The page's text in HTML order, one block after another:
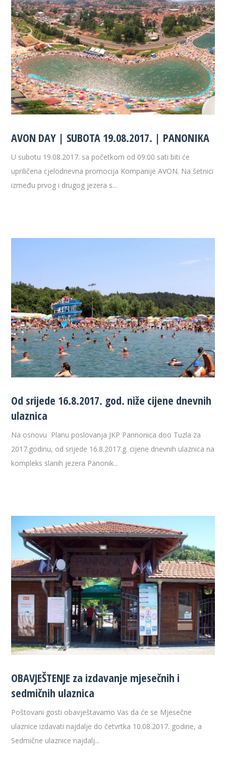
AVON DAY | SUBOTA 19.08.2017. | PANONIKA
U subotu 19.08.2017. sa početkom od 09:00 sati biti će
upriličena cjelodnevna promocija Kompanije AVON. Na šetnici
između prvog i drugog jezera s...
Od srijede 16.8.2017. god. niže cijene dnevnih
ulaznica
Na osnovu Planu poslovanja JKP Pannonica doo Tuzla za
2017.godinu, od srijede 16.8.2017.g. cijene dnevnih ulaznica na
kompleks slanih jezera Panonik...
OBAVJEŠTENJE za izdavanje mjesečnih i
sedmičnih ulaznica
Poštovani gosti obavještavamo Vas da će se Mjesečne
ulaznice izdavati najdalje do četvrtka 10.08.2017. godine, a
Sedmične ulaznice najdalj...